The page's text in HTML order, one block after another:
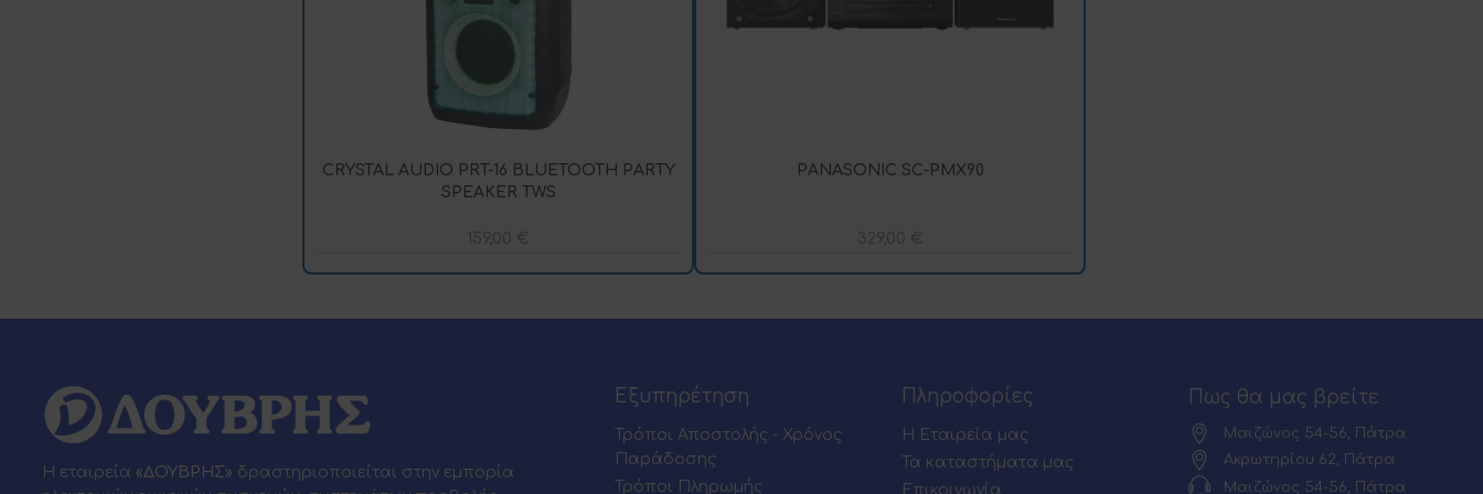
CRYSTAL AUDIO PRT-16 BLUETOOTH PARTY
SPEAKER TWS
159,00 €
PANASONIC SC-PMX90
329,00 €
Η εταιρεία «ΔΟΥΒΡΗΣ» δραστηριοποιείται στην εμπορία
Εξυπηρέτηση
Τρόποι Αποστολής - Χρόνος
Παράδοσης
Τρόποι Πληρωμής
Πληροφορίες
Η Εταιρεία μας
Τα καταστήματα μας
Επικοινωνία
Πως θα μας βρείτε
Μαιζώνος 54-56, Πάτρα
Ακρωτηρίου 62, Πάτρα
Μαιζώνος 54-56, Πάτρα :